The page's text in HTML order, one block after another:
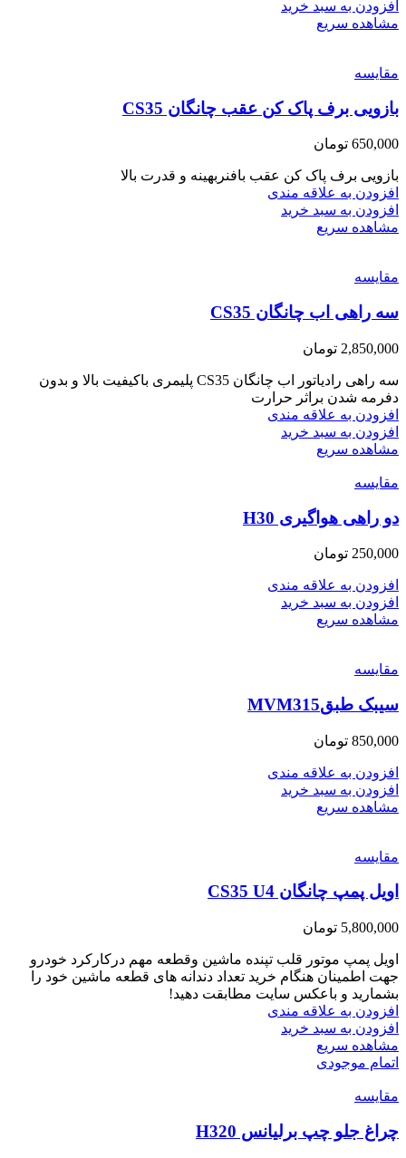
افزودن به سبد خرید
مشاهده سریع
مقایسه
بازویی برف پاک کن عقب چانگان CS35
650,000 تومان
بازویی برف پاک کن عقب بافنربهینه و قدرت بالا
افزودن به علاقه مندی
افزودن به سبد خرید
مشاهده سریع
مقایسه
سه راهی اب چانگان CS35
2,850,000 تومان
سه راهی رادیاتور اب چانگان CS35 پلیمری باکیفیت بالا و بدون
دفرمه شدن براثر حرارت
افزودن به علاقه مندی
افزودن به سبد خرید
مشاهده سریع
مقایسه
دو راهی هواگیری H30
250,000 تومان
افزودن به علاقه مندی
افزودن به سبد خرید
مشاهده سریع
مقایسه
سیبک طبقMVM315
850,000 تومان
افزودن به علاقه مندی
افزودن به سبد خرید
مشاهده سریع
مقایسه
اویل پمپ چانگان CS35 U4
5,800,000 تومان
اویل پمپ موتور قلب تپنده ماشین وقطعه مهم درکارکرد خودرو
جهت اطمینان هنگام خرید تعداد دندانه های قطعه ماشین خود را
بشمارید و باعکس سایت مطابقت دهید!
افزودن به علاقه مندی
افزودن به سبد خرید
مشاهده سریع
اتمام موجودی
مقایسه
چراغ جلو چپ برلیانس H320